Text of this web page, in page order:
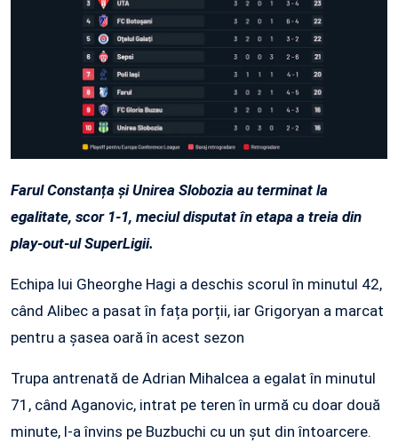
Farul Constanța și Unirea Slobozia au terminat la
egalitate, scor 1-1, meciul disputat în etapa a treia din
play-out-ul SuperLigii.
Echipa lui Gheorghe Hagi a deschis scorul în minutul 42,
când Alibec a pasat în fața porții, iar Grigoryan a marcat
pentru a șasea oară în acest sezon
Trupa antrenată de Adrian Mihalcea a egalat în minutul
71, când Aganovic, intrat pe teren în urmă cu doar două
minute, l-a învins pe Buzbuchi cu un șut din întoarcere.